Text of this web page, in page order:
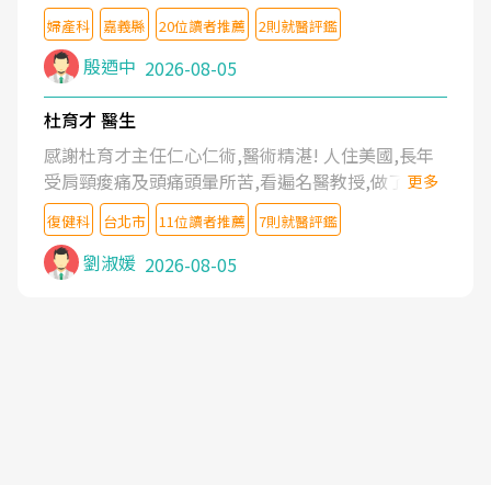
婦產科 嘉義縣 20位讀者推薦 2則就醫評鑑
殷迺中 2026-08-05
杜育才 醫生
感謝杜育才主任仁心仁術,醫術精湛! 人住美國,長年
受肩頸痠痛及頭痛頭暈所苦,看遍名醫教授,做了各種
檢查,也嘗試過西醫打針,中醫針灸及物理徒手治療都
沒有用,後來連吃到嗎啡類止痛藥都效果有限,只是壓
症狀,沒多久就痛起來,多年失眠嚴重影響生活品質.
台灣親友介紹忠孝醫院杜育才主任是頸頭症候群專
更多
復健科 台北市 11位讀者推薦 7則就醫評鑑
劉淑媛 2026-08-05